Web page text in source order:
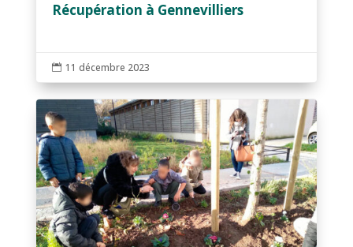
Récupération à Gennevilliers
 11 décembre 2023